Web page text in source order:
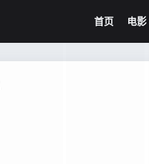
首页 电影